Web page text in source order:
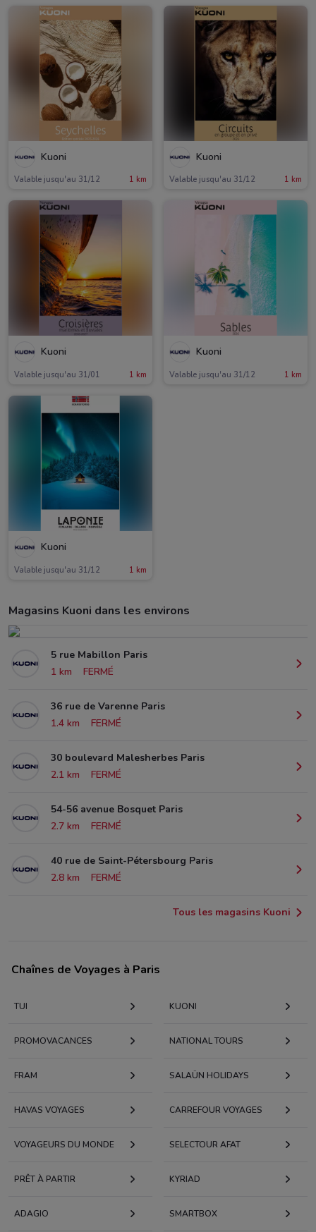
Kuoni
Valable jusqu'au 31/12 1 km
Kuoni
Valable jusqu'au 31/12 1 km
Kuoni
Valable jusqu'au 31/01 1 km
Kuoni
Valable jusqu'au 31/12 1 km
Kuoni
Valable jusqu'au 31/12 1 km
Magasins Kuoni dans les environs
5 rue Mabillon Paris
1 km
FERMÉ
36 rue de Varenne Paris
1.4 km
FERMÉ
30 boulevard Malesherbes Paris
2.1 km
FERMÉ
54-56 avenue Bosquet Paris
2.7 km
FERMÉ
40 rue de Saint-Pétersbourg Paris
2.8 km
FERMÉ
Tous les magasins Kuoni
Chaînes de Voyages à Paris
TUI KUONI
PROMOVACANCES NATIONAL TOURS
FRAM SALAÜN HOLIDAYS
HAVAS VOYAGES CARREFOUR VOYAGES
VOYAGEURS DU MONDE SELECTOUR AFAT
PRÊT À PARTIR KYRIAD
ADAGIO SMARTBOX